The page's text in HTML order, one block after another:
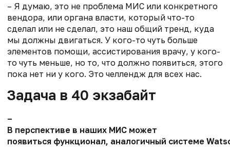
– Я думаю, это не проблема МИС или конкретного
вендора, или органа власти, который что-то
сделал или не сделал, это наш общий тренд, куда
мы должны двигаться. У кого-то чуть больше
элементов помощи, ассистирования врачу, у кого-
то чуть меньше, но то, что должно появиться, этого
пока нет ни у кого. Это челлендж для всех нас.
Задача в 40 экзабайт
–
В перспективе в наших МИС может
появиться функционал, аналогичный системе